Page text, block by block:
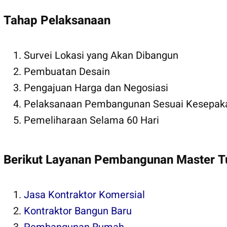
Tahap Pelaksanaan
Survei Lokasi yang Akan Dibangun
Pembuatan Desain
Pengajuan Harga dan Negosiasi
Pelaksanaan Pembangunan Sesuai
Pemeliharaan Selama 60 Hari
Berikut Layanan Pembangunan Master
Jasa Kontraktor Komersial
Kontraktor Bangun Baru